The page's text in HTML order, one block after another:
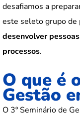
desafiamos a
este seleto grupo de
desenvolver
processos.
O que é
Gestão
O 3º Seminário de